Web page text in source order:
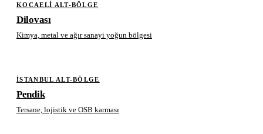
KOCAELI ALT-BÖLGE
Dilovası
Kimya, metal ve ağır sanayi yoğun bölgesi
İSTANBUL ALT-BÖLGE
Pendik
Tersane, lojistik ve OSB karması